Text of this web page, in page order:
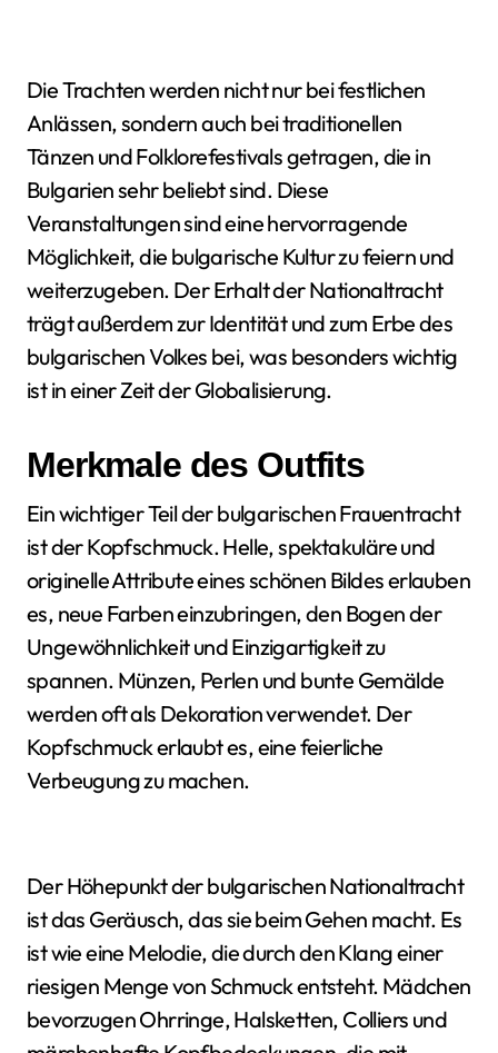
Die Trachten werden nicht nur bei festlichen
Anlässen, sondern auch bei traditionellen
Tänzen und Folklorefestivals getragen, die in
Bulgarien sehr beliebt sind. Diese
Veranstaltungen sind eine hervorragende
Möglichkeit, die bulgarische Kultur zu feiern und
weiterzugeben. Der Erhalt der Nationaltracht
trägt außerdem zur Identität und zum Erbe des
bulgarischen Volkes bei, was besonders wichtig
ist in einer Zeit der Globalisierung.
Merkmale des Outfits
Ein wichtiger Teil der bulgarischen Frauentracht
ist der Kopfschmuck. Helle, spektakuläre und
originelle Attribute eines schönen Bildes erlauben
es, neue Farben einzubringen, den Bogen der
Ungewöhnlichkeit und Einzigartigkeit zu
spannen. Münzen, Perlen und bunte Gemälde
werden oft als Dekoration verwendet. Der
Kopfschmuck erlaubt es, eine feierliche
Verbeugung zu machen.
Der Höhepunkt der bulgarischen Nationaltracht
ist das Geräusch, das sie beim Gehen macht. Es
ist wie eine Melodie, die durch den Klang einer
riesigen Menge von Schmuck entsteht. Mädchen
bevorzugen Ohrringe, Halsketten, Colliers und